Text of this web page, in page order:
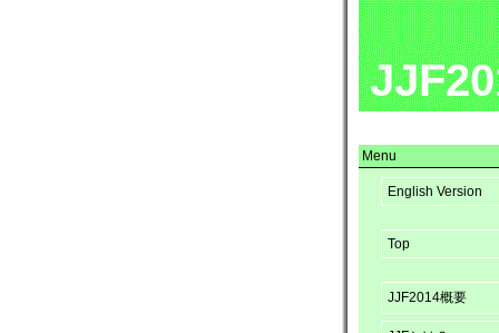
Menu
English Version
Top
JJF2014概要